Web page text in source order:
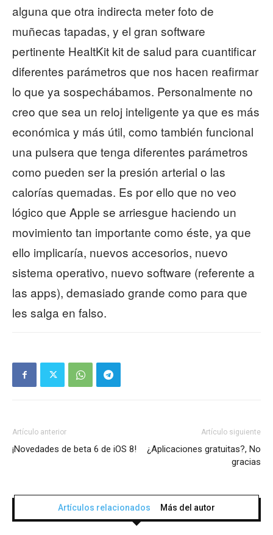
alguna que otra indirecta meter foto de
muñecas tapadas, y el gran software
pertinente HealtKit kit de salud para cuantificar
diferentes parámetros que nos hacen reafirmar
lo que ya sospechábamos. Personalmente no
creo que sea un reloj inteligente ya que es más
económica y más útil, como también funcional
una pulsera que tenga diferentes parámetros
como pueden ser la presión arterial o las
calorías quemadas. Es por ello que no veo
lógico que Apple se arriesgue haciendo un
movimiento tan importante como éste, ya que
ello implicaría, nuevos accesorios, nuevo
sistema operativo, nuevo software (referente a
las apps), demasiado grande como para que
les salga en falso.
Artículo anterior
¡Novedades de beta 6 de iOS 8!
Artículo siguiente
¿Aplicaciones gratuitas?, No
gracias
Artículos relacionados Más del autor